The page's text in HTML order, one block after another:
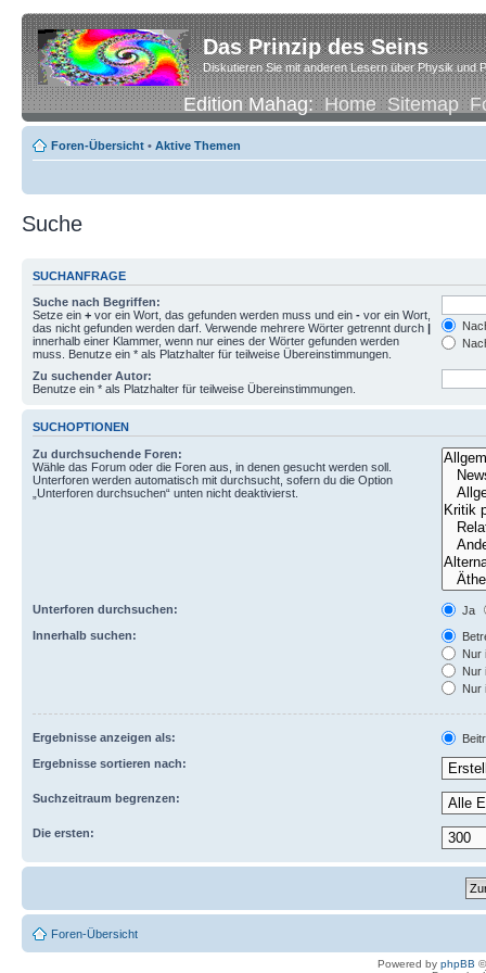
Das Prinzip des Seins
Diskutieren Sie mit anderen Lesern über Physik und
Edition Mahag:Home Sitemap
Foren-Übersicht • Aktive Themen
Suche
SUCHANFRAGE
Suche nach Begriffen:
Setze ein + vor ein Wort, das gefunden werden muss und ein - vor ein Wort,
das nicht gefunden werden darf. Verwende mehrere Wörter getrennt durch |
innerhalb einer Klammer, wenn nur eines der Wörter gefunden werden
muss. Benutze ein * als Platzhalter für teilweise Übereinstimmungen.
Zu suchender Autor:
Benutze ein * als Platzhalter für teilweise Übereinstimmungen.
SUCHOPTIONEN
Zu durchsuchende Foren:
Wähle das Forum oder die Foren aus, in denen gesucht werden soll.
Unterforen werden automatisch mit durchsucht, sofern du die Option
„Unterforen durchsuchen“ unten nicht deaktivierst.
Unterforen durchsuchen:
Ja
Innerhalb suchen:
Nur
Nur
Nur
Ergebnisse anzeigen als:
Ergebnisse sortieren nach:
Suchzeitraum begrenzen:
Die ersten:
Foren-Übersicht
Powered by phpBB